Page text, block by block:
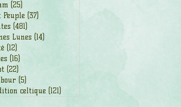
(25)
Peuple (37)
(481)
Lunes (14)
(12)
(16)
(22)
(5)
celtique (121)